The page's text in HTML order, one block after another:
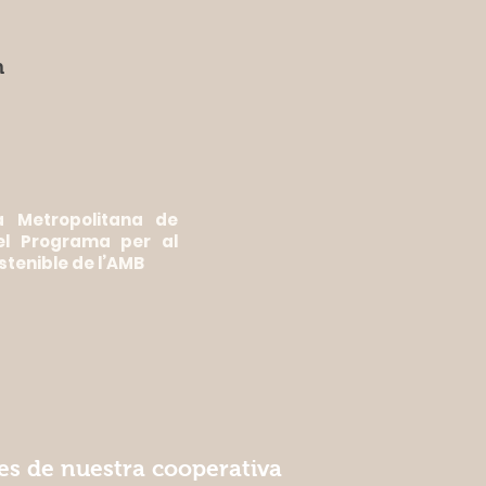
Metropolitana de
Programa per al
de l’AMB
de nuestra cooperativa